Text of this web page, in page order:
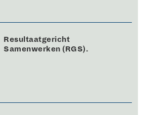
Resultaatgericht
Samenwerken (RGS).